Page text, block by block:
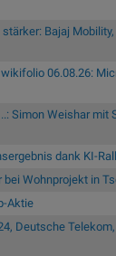
Bajaj
06.08.26:
Simon Weishar mit
dank KI-
bei Wohnprojekt in
Aktie
Deutsche